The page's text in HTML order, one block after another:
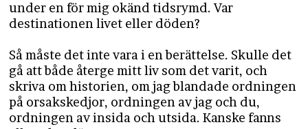
under en för mig okänd tidsrymd. Var
destinationen livet eller döden?
Så måste det inte vara i en berättelse. Skulle det
gå att både återge mitt liv som det varit, och
skriva om historien, om jag blandade ordningen
på orsakskedjor, ordningen av jag och du,
ordningen av insida och utsida. Kanske fanns